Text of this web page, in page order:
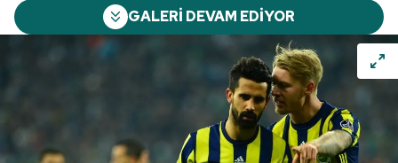
GALERİ DEVAM EDİYOR